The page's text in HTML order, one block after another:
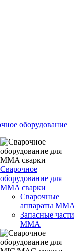
оборудование
Сварочное
оборудование для
MMA сварки
Сварочные
аппараты MMA
Запасные части
MMA